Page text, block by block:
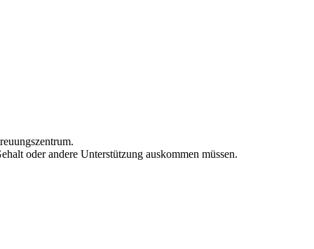
oder andere Unterstützung auskommen müssen.